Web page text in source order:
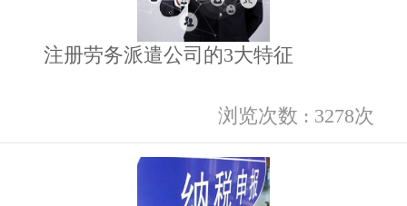
注册劳务派遣公司的3大特征
浏览次数 : 3278次